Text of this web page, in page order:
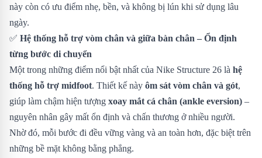
này còn có ưu điểm nhẹ, bền, và không bị lún khi sử dụng lâu
ngày.
✅ Hệ thống hỗ trợ vòm chân và giữa bàn chân – Ổn định
từng bước di chuyển
Một trong những điểm nổi bật nhất của Nike Structure 26 là hệ
thống hỗ trợ midfoot. Thiết kế này ôm sát vòm chân và gót,
giúp làm chậm hiện tượng xoay mắt cá chân (ankle eversion) –
nguyên nhân gây mất ổn định và chấn thương ở nhiều người.
Nhờ đó, mỗi bước đi đều vững vàng và an toàn hơn, đặc biệt trên
những bề mặt không bằng phẳng.